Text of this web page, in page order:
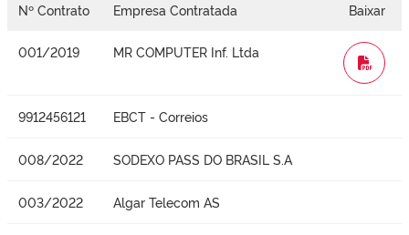
Nº Contrato Empresa Contratada Baixar
001/2019 MR COMPUTER Inf. Ltda
WORD
9912456121 EBCT - Correios
008/2022 SODEXO PASS DO BRASIL S.A
003/2022 Algar Telecom AS